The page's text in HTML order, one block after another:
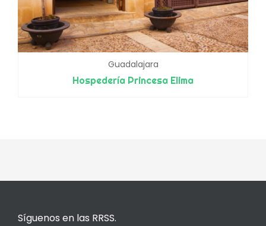
Guadalajara
Hospedería Princesa Elima
Síguenos en las RRSS.